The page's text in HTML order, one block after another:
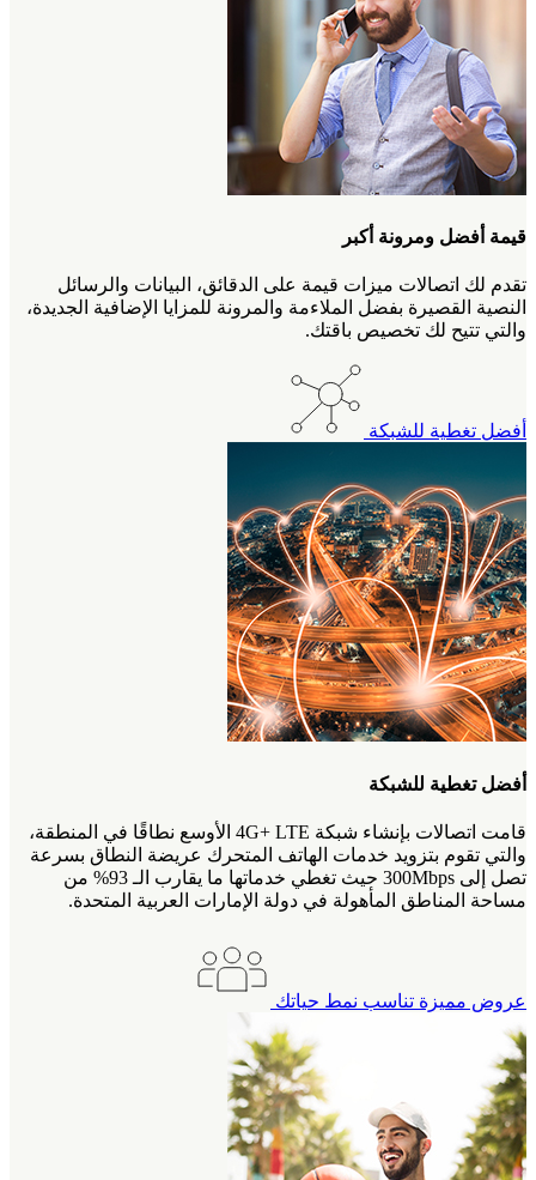
قيمة أفضل ومرونة أكبر
تقدم لك اتصالات ميزات قيمة على الدقائق، البيانات والرسائل
النصية القصيرة بفضل الملاءمة والمرونة للمزايا الإضافية الجديدة،
والتي تتيح لك تخصيص باقتك.
أفضل تغطية للشبكة
أفضل تغطية للشبكة
قامت اتصالات بإنشاء شبكة 4G+ LTE الأوسع نطاقًا في المنطقة،
والتي تقوم بتزويد خدمات الهاتف المتحرك عريضة النطاق بسرعة
تصل إلى 300Mbps حيث تغطي خدماتها ما يقارب الـ 93% من
مساحة المناطق المأهولة في دولة الإمارات العربية المتحدة.
عروض مميزة تناسب نمط حياتك